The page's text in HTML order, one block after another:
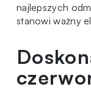
najlepszych
stanowi ważny